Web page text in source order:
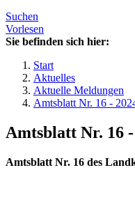
Suchen
Vorlesen
Sie befinden sich hier:
Start
Aktuelles
Aktuelle Meldungen
Amtsblatt Nr. 16 -
Amtsblatt Nr. 16 -
Amtsblatt Nr. 16 des